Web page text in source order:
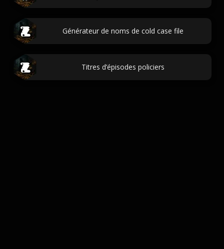
Générateur de noms de cold case file
Titres d’épisodes policiers